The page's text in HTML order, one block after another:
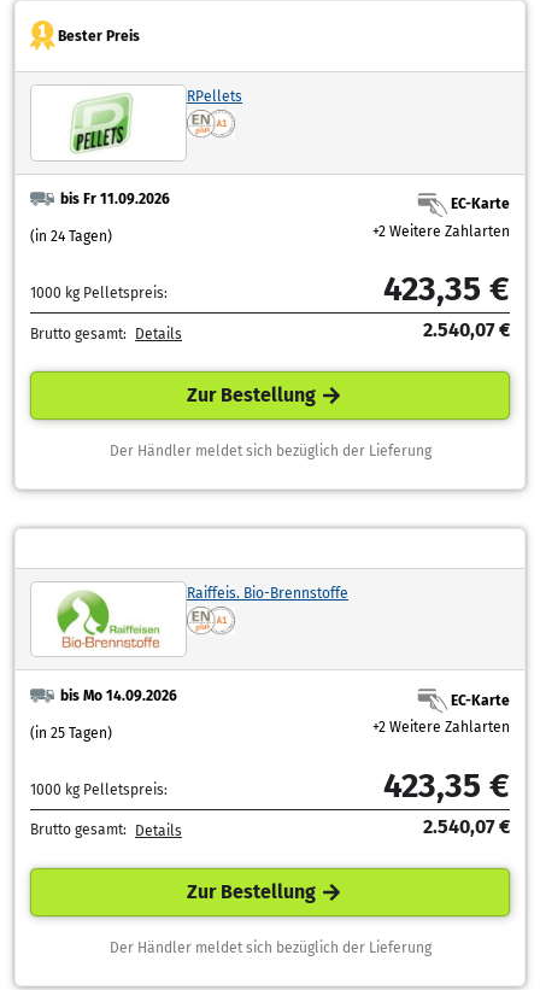
Bester Preis
RPellets
bis Fr 11.09.2026
(in 24 Tagen)
EC-Karte
+2 Weitere Zahlarten
1000 kg Pelletspreis: 423,35 €
Brutto gesamt: Details 2.540,07 €
Zur Bestellung
Der Händler meldet sich bezüglich der Lieferung
Raiffeis. Bio-Brennstoffe
bis Mo 14.09.2026
(in 25 Tagen)
EC-Karte
+2 Weitere Zahlarten
1000 kg Pelletspreis: 423,35 €
Brutto gesamt: Details 2.540,07 €
Zur Bestellung
Der Händler meldet sich bezüglich der Lieferung